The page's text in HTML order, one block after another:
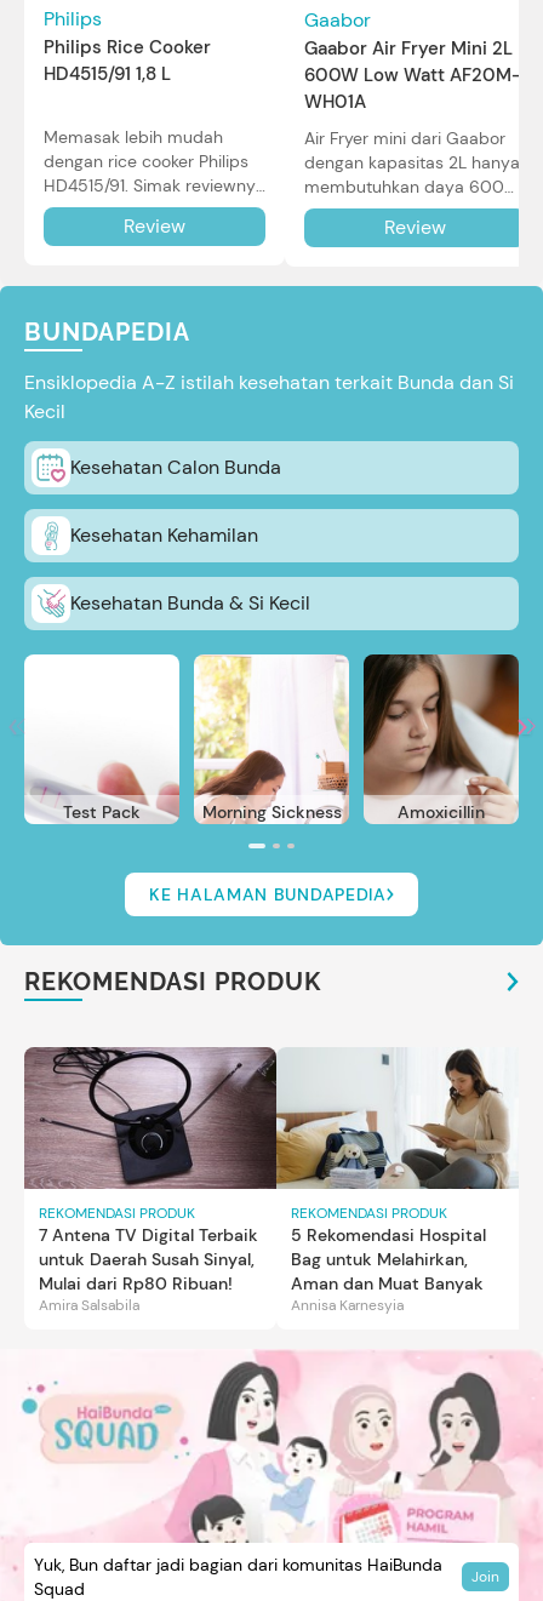
Philips
Philips Rice Cooker
HD4515/91 1,8 L
Memasak lebih mudah
dengan rice cooker Philips
HD4515/91. Simak reviewnya
di sini.
Review
Gaabor
Gaabor Air Fryer Mini 2L
600W Low Watt AF20M-
WH01A
Air Fryer mini dari Gaabor
dengan kapasitas 2L hanya
membutuhkan daya 600W
dalam pemakaian. Simak
review selengkapnya di sini.
Review
BUNDAPEDIA
Ensiklopedia A-Z istilah kesehatan terkait Bunda dan Si
Kecil
Kesehatan Calon Bunda
Kesehatan Kehamilan
Kesehatan Bunda & Si Kecil
Test Pack Morning Sickness Amoxicillin
KE HALAMAN BUNDAPEDIA
REKOMENDASI PRODUK
REKOMENDASI PRODUK
7 Antena TV Digital Terbaik
untuk Daerah Susah Sinyal,
Mulai dari Rp80 Ribuan!
Amira Salsabila
REKOMENDASI PRODUK
5 Rekomendasi Hospital
Bag untuk Melahirkan,
Aman dan Muat Banyak
Annisa Karnesyia
Yuk, Bun daftar jadi bagian dari komunitas HaiBunda
Squad
Join